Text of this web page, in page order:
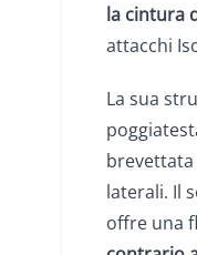
la cintura
attacchi
La sua
brevettata
laterali. Il
offre una